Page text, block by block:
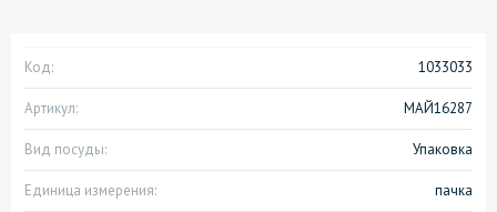
Код: 1033033
Артикул: МАЙ16287
Вид посуды: Упаковка
Единица измерения: пачка